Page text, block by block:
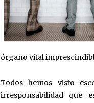
órgano vital
Todos hemos visto
irresponsabilidad que